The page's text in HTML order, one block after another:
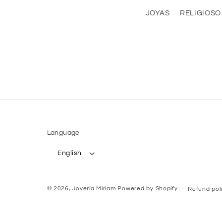
JOYAS RELIGIOSO
Language
English
© 2026,Joyería Miriam Powered by Shopify Refund